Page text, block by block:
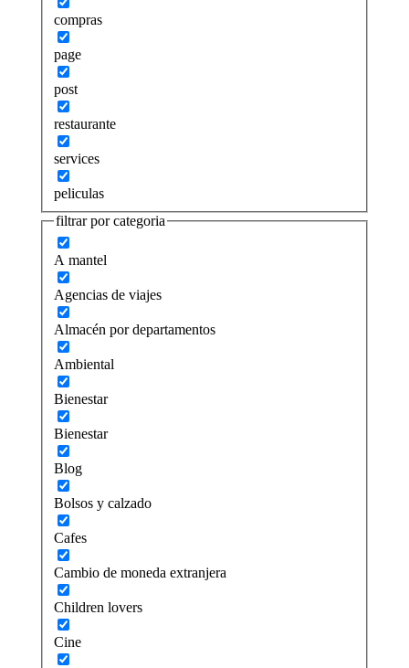
compras
page
post
restaurante
services
peliculas
filtrar por categoria
A mantel
Agencias de viajes
Almacén por departamentos
Ambiental
Bienestar
Bienestar
Blog
Bolsos y calzado
Cafes
Cambio de moneda extranjera
Children lovers
Cine